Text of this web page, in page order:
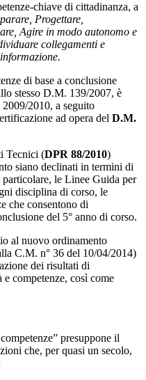
chiave di cittadinanza, a
Progettare,
Agire in modo autonomo e
collegamenti e
di base a conclusione
stesso D.M. 139/2007, è
2010, a seguito
ad opera del D.M.
Tecnici (DPR 88/2010)
siano declinati in termini di
le Linee Guida per
disciplina di corso, le
che consentono di
del 5° anno di corso.
al nuovo ordinamento
C.M. n° 36 del 10/04/2014)
dei risultati di
competenze, così come
presuppone il
che, per quasi un secolo,